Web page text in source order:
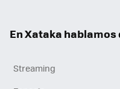
En Xataka hablamos
Streaming